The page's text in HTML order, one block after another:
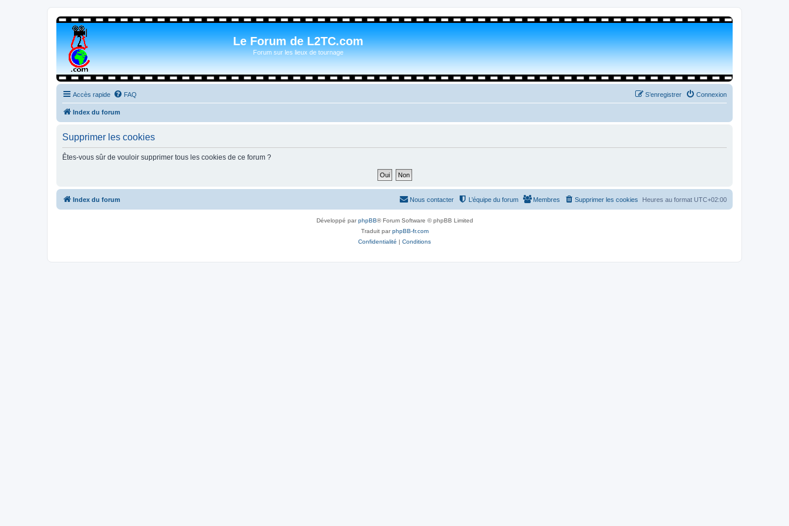
Le Forum de L2TC.com
Forum sur les lieux de tournage
Accès rapide FAQ Connexion
S’enregistrer
Index du forum
Supprimer les cookies
Êtes-vous sûr de vouloir supprimer tous les cookies de ce forum ?
Index du forum Heures au format UTC+02:00
Supprimer les cookies
Membres
L’équipe du forum
Nous contacter
Développé parphpBB® Forum Software © phpBB Limited
Traduit parphpBB-fr.com
Confidentialité | Conditions